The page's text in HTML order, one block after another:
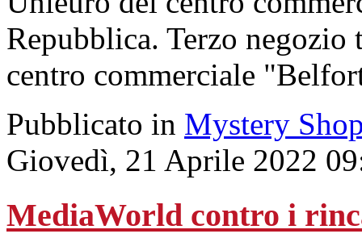
Repubblica. Terzo
centro commerciale
Pubblicato in Mystery
Giovedì, 21 Aprile 2022
MediaWorld contro i